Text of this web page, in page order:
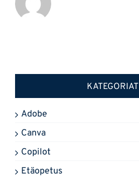
KATEGORIAT
Adobe
Canva
Copilot
Etäopetus